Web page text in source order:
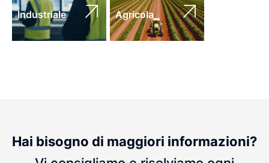
Industriale Agricola
Hai bisogno di maggiori informazioni?